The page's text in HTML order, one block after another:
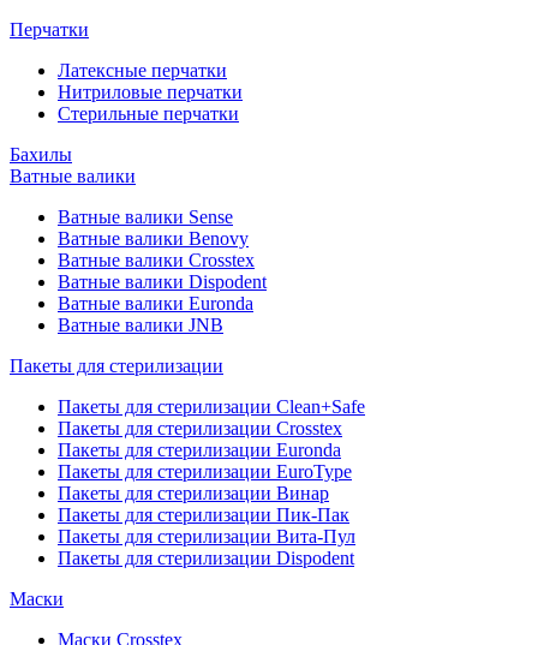
Перчатки
Латексные перчатки
Нитриловые перчатки
Стерильные перчатки
Бахилы
Ватные валики
Ватные валики Sense
Ватные валики Benovy
Ватные валики Crosstex
Ватные валики Dispodent
Ватные валики Euronda
Ватные валики JNB
Пакеты для стерилизации
Пакеты для стерилизации Clean+Safe
Пакеты для стерилизации Crosstex
Пакеты для стерилизации Euronda
Пакеты для стерилизации EuroType
Пакеты для стерилизации Винар
Пакеты для стерилизации Пик-Пак
Пакеты для стерилизации Вита-Пул
Пакеты для стерилизации Dispodent
Маски
Маски Crosstex